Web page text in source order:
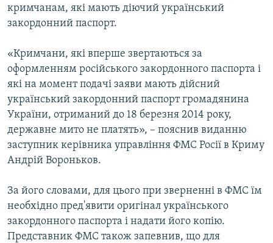
кримчанам, які мають діючий український
закордонний паспорт.
«Кримчани, які вперше звертаються за
оформленням російського закордонного паспорта і
які на момент подачі заяви мають дійсний
український закордонний паспорт громадянина
України, отриманий до 18 березня 2014 року,
державне мито не платять», – пояснив виданню
заступник керівника управління ФМС Росії в Криму
Андрій Вороньков.
За його словами, для цього при зверненні в ФМС їм
необхідно пред'явити оригінал українського
закордонного паспорта і надати його копію.
Представник ФМС також запевнив, що для